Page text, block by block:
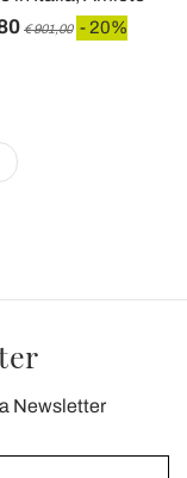
€ 901,00 - 20%
Newsletter